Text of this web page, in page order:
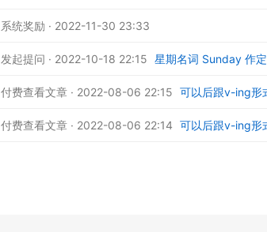
系统奖励 · 2022-11-30 23:33
发起提问 · 2022-10-18 22:15 星期名词 Sunday 作
付费查看文章 · 2022-08-06 22:15 可以后跟v-ing形
付费查看文章 · 2022-08-06 22:14 可以后跟v-ing形